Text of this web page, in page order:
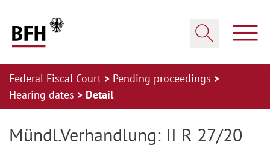
Federal Fiscal Court
Pending proceedings
Hearing dates
Detail
Mündl.Verhandlung: II R 27/20